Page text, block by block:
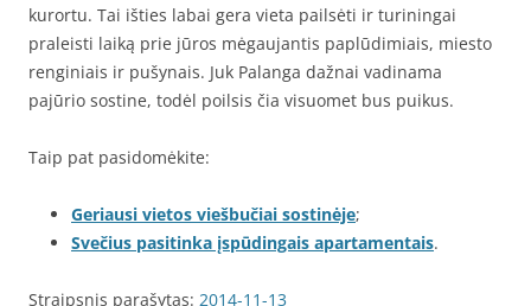
kurortu. Tai išties labai gera vieta pailsėti ir turiningai
praleisti laiką prie jūros mėgaujantis paplūdimiais, miesto
renginiais ir pušynais. Juk Palanga dažnai vadinama
pajūrio sostine, todėl poilsis čia visuomet bus puikus.
Taip pat pasidomėkite:
Geriausi vietos viešbučiai sostinėje;
Svečius pasitinka įspūdingais apartamentais.
Straipsnis parašytas: 2014-11-13